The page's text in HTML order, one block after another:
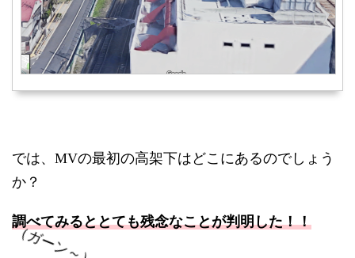
では、MVの最初の高架下はどこにあるのでしょう
か？
調べてみるととても残念なことが判明した！！
（ガーン～）